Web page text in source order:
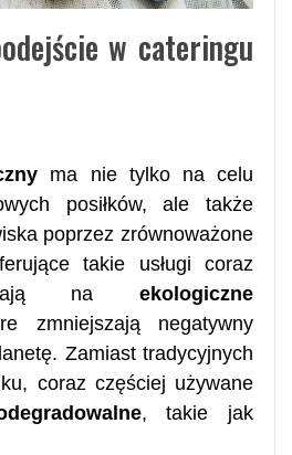
w cateringu
ma nie tylko na celu
posiłków, ale także
poprzez zrównoważone
takie usługi coraz
na ekologiczne
zmniejszają negatywny
Zamiast tradycyjnych
coraz częściej używane
, takie jak